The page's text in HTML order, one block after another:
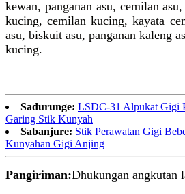
kewan, panganan asu, cemilan
kucing, cemilan kucing, kayata
asu, biskuit asu, panganan kaleng
kucing.
Sadurunge: LSDC-31 Alpukat Gigi
Garing Stik Kunyah
Sabanjure: Stik Perawatan Gigi
Kunyahan Gigi Anjing
Pangiriman:Dhukungan angkutan